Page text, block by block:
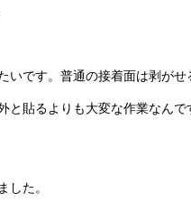
です。普通の接着面は剥が
貼るよりも大変な作業なんで
した。